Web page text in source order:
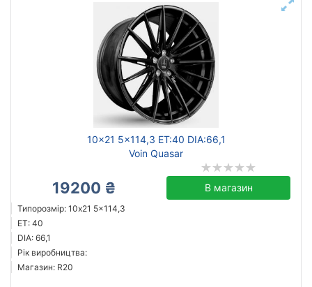
10x21 5x114,3 ET:40 DIA:66,1
Voin Quasar
19200 ₴ В магазин
Типорозмір: 10x21 5x114,3
ET: 40
DIA: 66,1
Рік виробництва:
Магазин: R20